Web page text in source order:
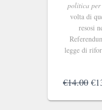
politica
volta di
resosi
legge di
€14.00 Il
€